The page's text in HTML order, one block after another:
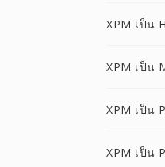
XPM เป็น
XPM เป็น
XPM เป็น
XPM เป็น